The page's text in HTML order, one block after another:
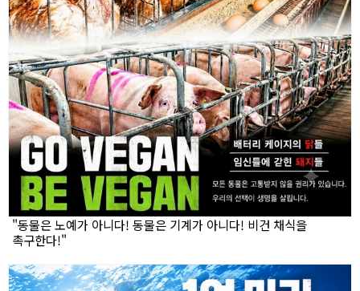
"동물은 노예가 아니다! 동물은 기계가 아니다! 비건 채식을
촉구한다!"